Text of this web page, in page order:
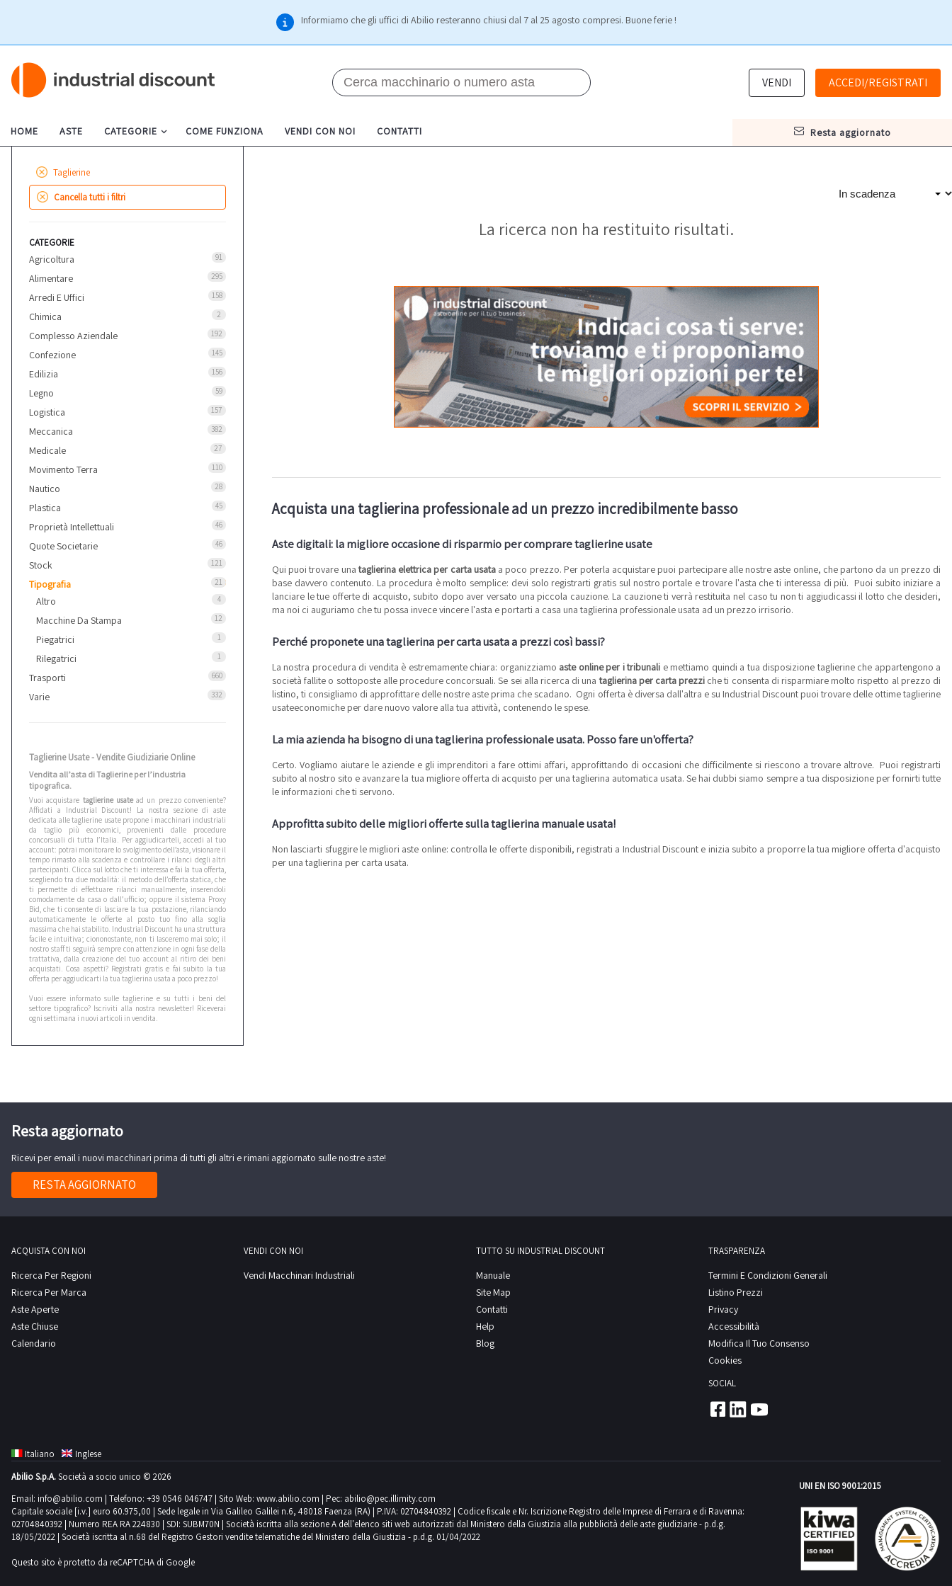
Informiamo che gli uffici di Abilio resteranno chiusi dal 7 al 25 agosto compresi. Buone ferie !
VENDI ACCEDI/REGISTRATI
HOME ASTE CATEGORIE COME FUNZIONA VENDI CON NOI CONTATTI resta aggiornato
Taglierine
Cancella tutti i filtri
CATEGORIE
Agricoltura 91
Alimentare 295
Arredi E Uffici 158
Chimica 2
Complesso Aziendale 192
Confezione 145
Edilizia 156
Legno 59
Logistica 157
Meccanica 382
Medicale 27
Movimento Terra 110
Nautico 28
Plastica 45
Proprietà Intellettuali 46
Quote Societarie 46
Stock 121
Tipografia 21
Altro 4
Macchine Da Stampa 12
Piegatrici 1
Rilegatrici 1
Trasporti 660
Varie 332
Taglierine Usate - Vendite Giudiziarie Online
Vendita all’asta di Taglierine per l’industria
tipografica.
Vuoi acquistare taglierine usatead un prezzo conveniente?
Affidati a Industrial Discount! La nostra sezione di aste
dedicata alle taglierine usate propone i macchinari industriali
da taglio più economici, provenienti dalle procedure
concorsuali di tutta l’Italia. Per aggiudicarteli, accedi al tuo
account: potrai monitorare lo svolgimento dell’asta, visionare il
tempo rimasto alla scadenza e controllare i rilanci degli altri
partecipanti. Clicca sul lotto che ti interessa e fai la tua offerta,
scegliendo tra due modalità: il metodo dell’offerta statica, che
ti permette di effettuare rilanci manualmente, inserendoli
comodamente da casa o dall’ufficio; oppure il sistema Proxy
Bid, che ti consente di lasciare la tua postazione, rilanciando
automaticamente le offerte al posto tuo fino alla soglia
massima che hai stabilito. Industrial Discount ha una struttura
facile e intuitiva; ciononostante, non ti lasceremo mai solo; il
nostro staff ti seguirà sempre con attenzione in ogni fase della
trattativa, dalla creazione del tuo account al ritiro dei beni
acquistati. Cosa aspetti? Registrati gratis e fai subito la tua
offerta per aggiudicarti la tua taglierina usata a poco prezzo!
Vuoi essere informato sulle taglierine e su tutti i beni del
settore tipografico? Iscriviti alla nostra newsletter! Riceverai
ogni settimana i nuovi articoli in vendita.
La ricerca non ha restituito risultati.
Acquista una taglierina professionale ad un prezzo incredibilmente basso
Aste digitali: la migliore occasione di risparmio per comprare taglierine usate
Qui puoi trovare una taglierina elettrica per carta usataa poco prezzo. Per poterla acquistare puoi partecipare alle nostre aste online, che partono da un prezzo di
base davvero contenuto. La procedura è molto semplice: devi solo registrarti gratis sul nostro portale e trovare l'asta che ti interessa di più. Puoi subito iniziare a
lanciare le tue offerte di acquisto, subito dopo aver versato una piccola cauzione. La cauzione ti verrà restituita nel caso tu non ti aggiudicassi il lotto che desideri,
ma noi ci auguriamo che tu possa invece vincere l'asta e portarti a casa una taglierina professionale usata ad un prezzo irrisorio.
Perché proponete una taglierina per carta usata a prezzi così bassi?
La nostra procedura di vendita è estremamente chiara: organizziamo aste online per i tribunali e mettiamo quindi a tua disposizione taglierine che appartengono a
società fallite o sottoposte alle procedure concorsuali. Se sei alla ricerca di una taglierina per carta prezzi che ti consenta di risparmiare molto rispetto al prezzo di
listino, ti consigliamo di approfittare delle nostre aste prima che scadano. Ogni offerta è diversa dall'altra e su Industrial Discount puoi trovare delle ottime taglierine
usateeconomiche per dare nuovo valore alla tua attività, contenendo le spese.
La mia azienda ha bisogno di una taglierina professionale usata. Posso fare un'offerta?
Certo. Vogliamo aiutare le aziende e gli imprenditori a fare ottimi affari, approfittando di occasioni che difficilmente si riescono a trovare altrove. Puoi registrarti
subito al nostro sito e avanzare la tua migliore offerta di acquisto per una taglierina automatica usata. Se hai dubbi siamo sempre a tua disposizione per fornirti tutte
le informazioni che ti servono.
Approfitta subito delle migliori offerte sulla taglierina manuale usata!
Non lasciarti sfuggire le migliori aste online: controlla le offerte disponibili, registrati a Industrial Discount e inizia subito a proporre la tua migliore offerta d'acquisto
per una taglierina per carta usata.
Resta aggiornato
Ricevi per email i nuovi macchinari prima di tutti gli altri e rimani aggiornato sulle nostre aste!
RESTA AGGIORNATO
ACQUISTA CON NOI
Ricerca Per Regioni
Ricerca Per Marca
Aste Aperte
Aste Chiuse
Calendario
VENDI CON NOI
Vendi Macchinari Industriali
TUTTO SU INDUSTRIAL DISCOUNT
Manuale
Site Map
Contatti
Help
Blog
TRASPARENZA
Termini E Condizioni Generali
Listino Prezzi
Privacy
Accessibilità
Modifica Il Tuo Consenso
Cookies
SOCIAL
Italiano
Inglese
Abilio S.p.A.Società a socio unico © 2026
Email: info@abilio.com | Telefono: +39 0546 046747 | Sito Web: www.abilio.com | Pec: abilio@pec.illimity.com
Capitale sociale [i.v.] euro 60.975,00 | Sede legale in Via Galileo Galilei n.6, 48018 Faenza (RA) | P.IVA: 02704840392 | Codice fiscale e Nr. Iscrizione Registro delle Imprese di Ferrara e di Ravenna:
02704840392 | Numero REA RA 224830 | SDI: SUBM70N | Società iscritta alla sezione A dell'elenco siti web autorizzati dal Ministero della Giustizia alla pubblicità delle aste giudiziarie - p.d.g.
18/05/2022 | Società iscritta al n.68 del Registro Gestori vendite telematiche del Ministero della Giustizia - p.d.g. 01/04/2022
Questo sito è protetto da reCAPTCHA di Google
UNI EN ISO 9001:2015